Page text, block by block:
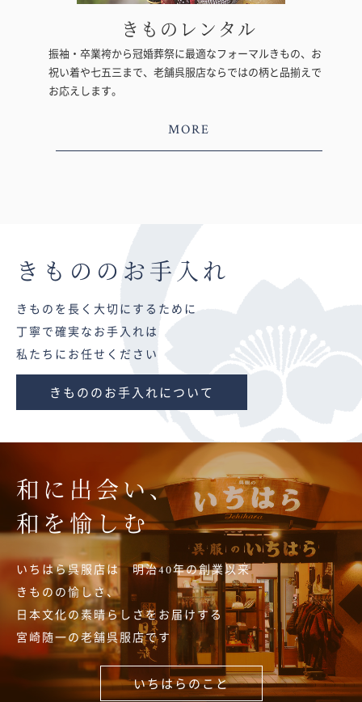
きものレンタル
振袖・卒業袴から冠婚葬祭に最適なフォーマルきもの、お
祝い着や七五三まで、老舗呉服店ならではの柄と品揃えで
お応えします。
MORE
きものの お手入れ
きものを長く大切にするために
丁寧で確実なお手入れは
私たちにお任せください
きもののお手入れについて
和に出会い、
和を愉しむ
いちはら呉服店は 明治40年の創業以来
きものの愉しさ、
日本文化の素晴らしさをお届けする
宮崎随一の老舗呉服店です
いちはらのこと